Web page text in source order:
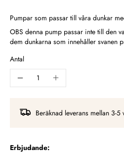
Pumpar som passar till våra dunkar
OBS denna pump passar inte till den
dem dunkarna som innehåller svanen
Antal
Beräknad leverans mellan 3-5
Erbjudande: